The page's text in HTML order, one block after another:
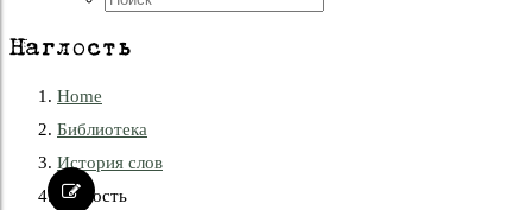
Наглость
Home
Библиотека
История слов
Наглость